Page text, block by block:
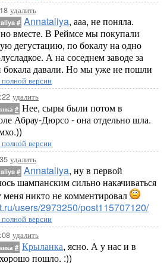
удалить
# Annataliya, ааа, не поняла.
вместе. В Реймсе мы покупали
дегустацию, по бокалу на одно
А на соседнем заводе за
бокала давали. Но мы уже не пошли
версии
удалить
# Нее, сыры были потом в
Абрау-Дюрсо - она отдельно шла.
версии
удалить
# Annataliya, ну в первой
шампанским сильно накачиваться
меня никто не комментировал
users/2973250/post115707120/
версии
удалить
# Крыланка, ясно. А у нас и в
пошло. :))